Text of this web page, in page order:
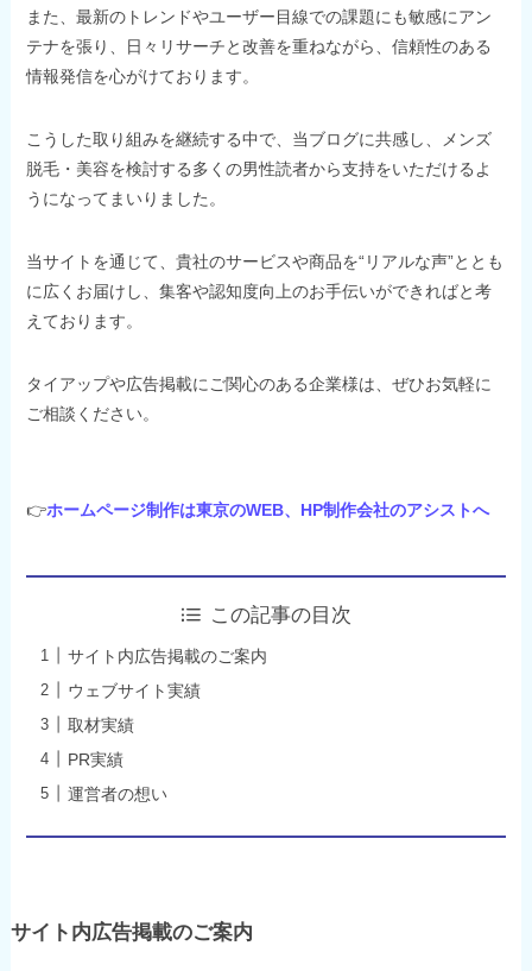
また、最新のトレンドやユーザー目線での課題にも敏感にアン
テナを張り、日々リサーチと改善を重ねながら、信頼性のある
情報発信を心がけております。
こうした取り組みを継続する中で、当ブログに共感し、メンズ
脱毛・美容を検討する多くの男性読者から支持をいただけるよ
うになってまいりました。
当サイトを通じて、貴社のサービスや商品を“リアルな声”ととも
に広くお届けし、集客や認知度向上のお手伝いができればと考
えております。
タイアップや広告掲載にご関心のある企業様は、ぜひお気軽に
ご相談ください。
👉ホームページ制作は東京のWEB、HP制作会社のアシストへ
この記事の目次
サイト内広告掲載のご案内
ウェブサイト実績
取材実績
PR実績
運営者の想い
サイト内広告掲載のご案内